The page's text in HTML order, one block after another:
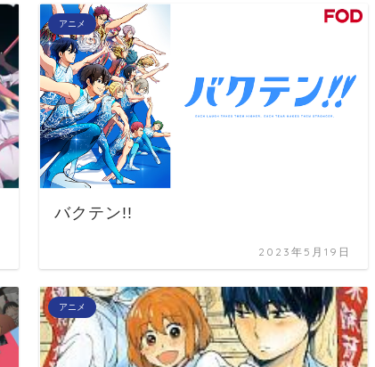
アニメ
バクテン!!
2023年5月19日
アニメ